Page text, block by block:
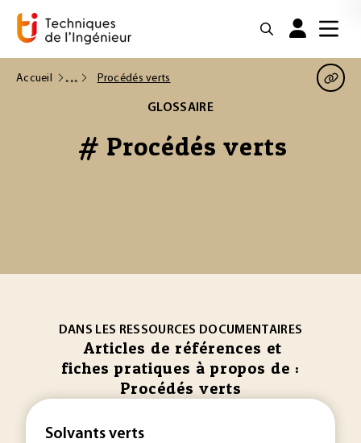
Accueil Procédés verts
GLOSSAIRE
# Procédés verts
DANS LES RESSOURCES DOCUMENTAIRES
Articles de références et
fiches pratiques à propos de :
Procédés verts
Solvants verts